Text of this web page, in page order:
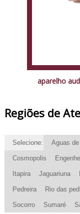
aparelho
Regiões de
Selecione: Aguas
Cosmopolis
Itapira Jaguariuna
Pedreira Rio das
Socorro Sumaré